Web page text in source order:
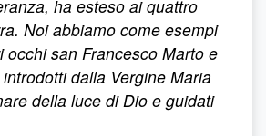
ha esteso ai quattro
Noi abbiamo come esempi
occhi san Francesco Marto e
dalla Vergine Maria
della luce di Dio e guidati